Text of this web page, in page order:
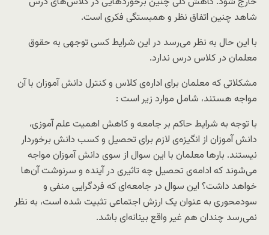
شاهد چنین اتفاق نظر و همبستگی فکری است.
با این حال به نظر می‌رسد در این شرایط کسی توجهی به حقوق
معلمان در کلاس درس ندارد.
مشکلاتی که معلمان برای اداره‌ی کلاس و کنترل دانش آموزان با آن
مواجه هستند، شامل موارد زیر است :
با توجه به شرایط حاکم بر جامعه و کاهش اهمیت علم آموزی،
دانش آموزان از انگیزه‌ی لازم برای تحصیل و کسب دانش برخوردار
نیستند. بارها معلمان با این سوال از سوی دانش آموزان مواجه
می‌شوند که ادامه‌ی تحصیل چه تاثیری در آینده و سرنوشت آن‌ها
خواهد داشت؟ این سوال در جامعه‌ای که فردگرایی منفی و
سودمحوری به عنوان یک ارزش اجتماعی تثبیت شده است، به نظر
نمی‌رسد چندان هم غیر واقع بینانه‌ای باشد.